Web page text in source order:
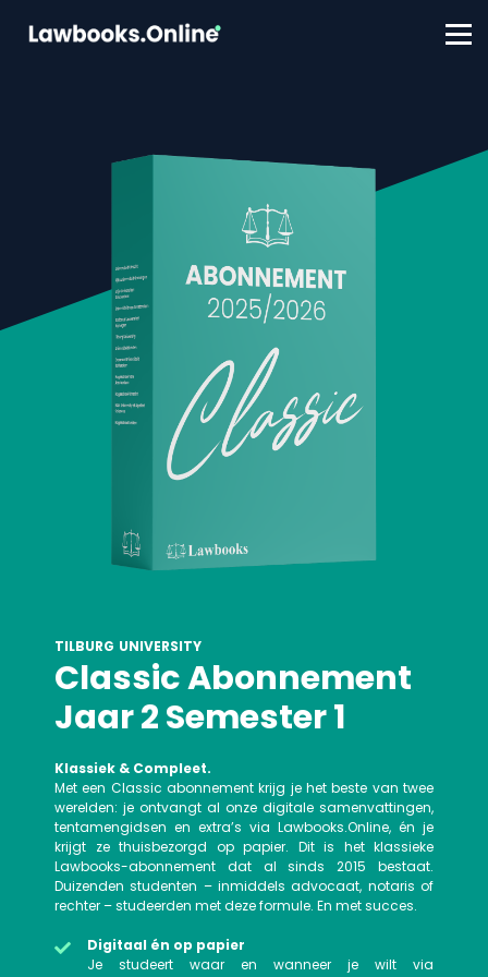
FAQ
Contact
TILBURG UNIVERSITY
Classic Abonnement
Jaar 2 Semester 1
Klassiek & Compleet.
Met een Classic abonnement krijg je het beste van twee
werelden: je ontvangt al onze digitale samenvattingen,
tentamengidsen en extra’s via Lawbooks.Online, én je
krijgt ze thuisbezorgd op papier. Dit is het klassieke
Lawbooks-abonnement dat al sinds 2015 bestaat.
Duizenden studenten – inmiddels advocaat, notaris of
rechter – studeerden met deze formule. En met succes.
Digitaal én op papier
Je studeert waar en wanneer je wilt via